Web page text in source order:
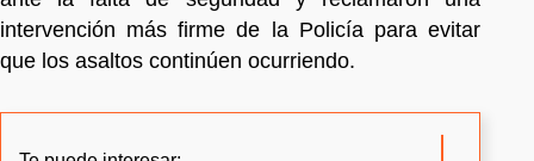
intervención más firme de la Policía para evitar
que los asaltos continúen ocurriendo.